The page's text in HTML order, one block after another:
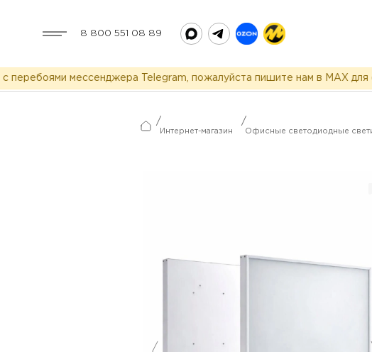
8 800 551 08 89
мессенджера Telegram, пожалуйста пишите нам в MAX для
/
Интернет-магазин
/
Офисные светодиодные